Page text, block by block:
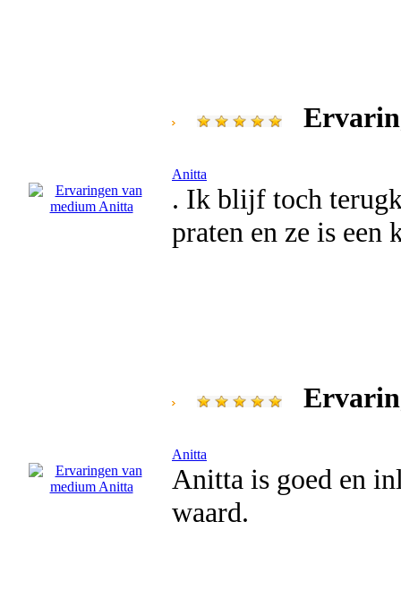
Anitta
. Ik blijf toch
praten en ze is een
Anitta
Anitta is goed en
waard.